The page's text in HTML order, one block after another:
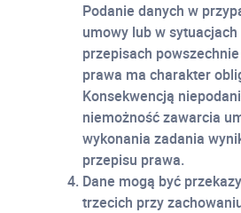
Podanie danych w
umowy lub w
przepisach
prawa ma charakter
Konsekwencją
niemożność zawarcia
wykonania zadania
przepisu prawa.
Dane mogą być
trzecich przy